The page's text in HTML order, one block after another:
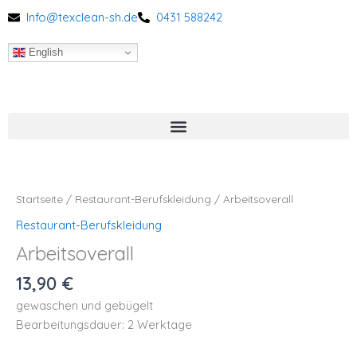
Inhalt
springen
Info@texclean-sh.de 0431 588242
English
Startseite / Restaurant-Berufskleidung / Arbeitsoverall
Restaurant-Berufskleidung
Arbeitsoverall
13,90 €
gewaschen und gebügelt
Bearbeitungsdauer: 2 Werktage